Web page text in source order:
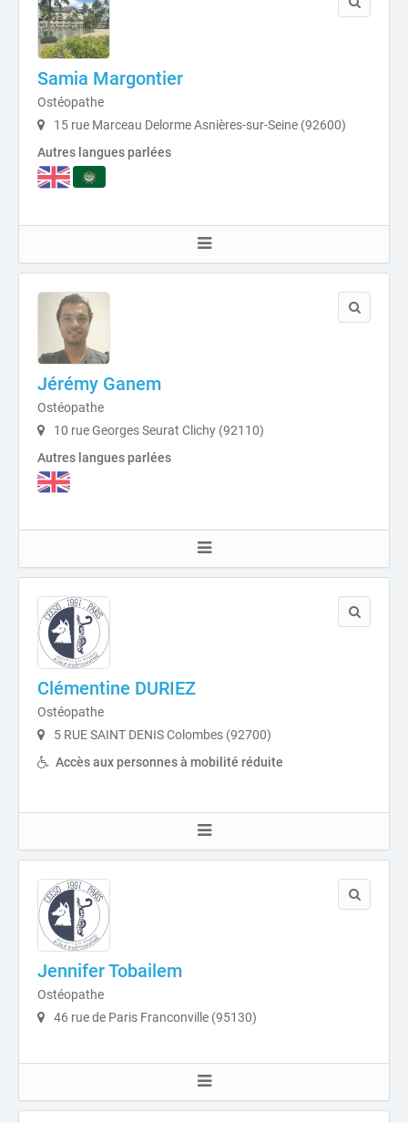
Samia Margontier
Ostéopathe
15 rue Marceau Delorme Asnières-sur-Seine (92600)
Autres langues parlées
Jérémy Ganem
Ostéopathe
10 rue Georges Seurat Clichy (92110)
Autres langues parlées
Clémentine DURIEZ
Ostéopathe
5 RUE SAINT DENIS Colombes (92700)
Accès aux personnes à mobilité réduite
Jennifer Tobailem
Ostéopathe
46 rue de Paris Franconville (95130)